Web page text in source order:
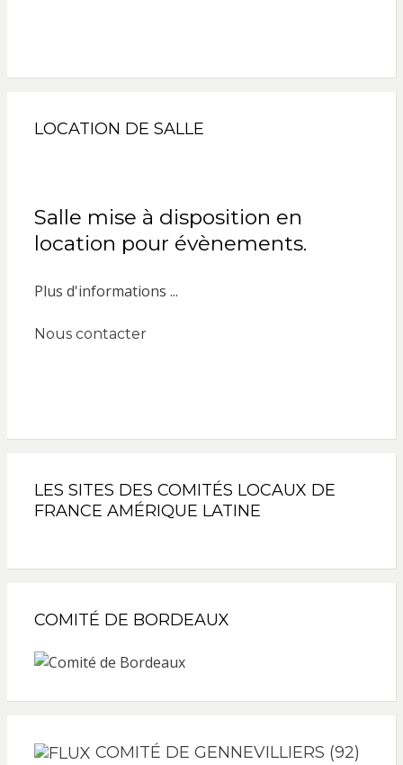
LOCATION DE SALLE
Salle mise à disposition en
location pour évènements.
Plus d'informations ...
Nous contacter
LES SITES DES COMITÉS LOCAUX DE
FRANCE AMÉRIQUE LATINE
COMITÉ DE BORDEAUX
COMITÉ DE GENNEVILLIERS (92)